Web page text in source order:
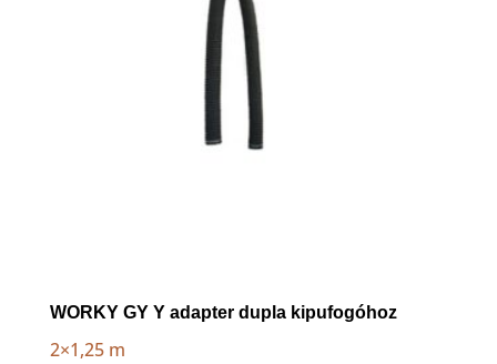
WORKY GY Y adapter dupla kipufogóhoz
2×1,25 m